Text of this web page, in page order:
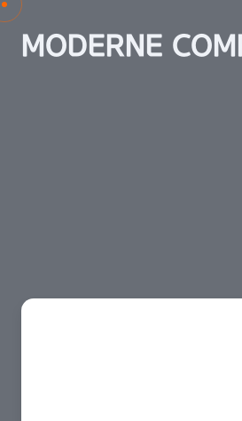
MODERNE